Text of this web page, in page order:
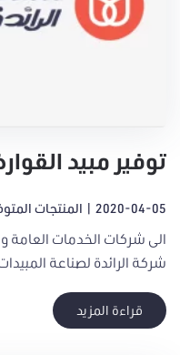
توفير مبيد
2020-04-05
| المنتجات
الى شركات الخدمات العامة
شركة الرائدة لصناعة
قراءة المزيد